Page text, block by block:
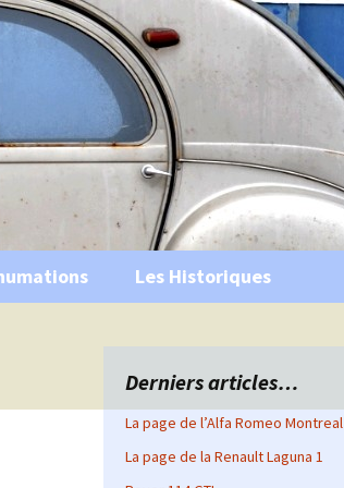
Les Historiques
Derniers articles…
La page de l’Alfa Romeo Montreal
La page de la Renault Laguna 1